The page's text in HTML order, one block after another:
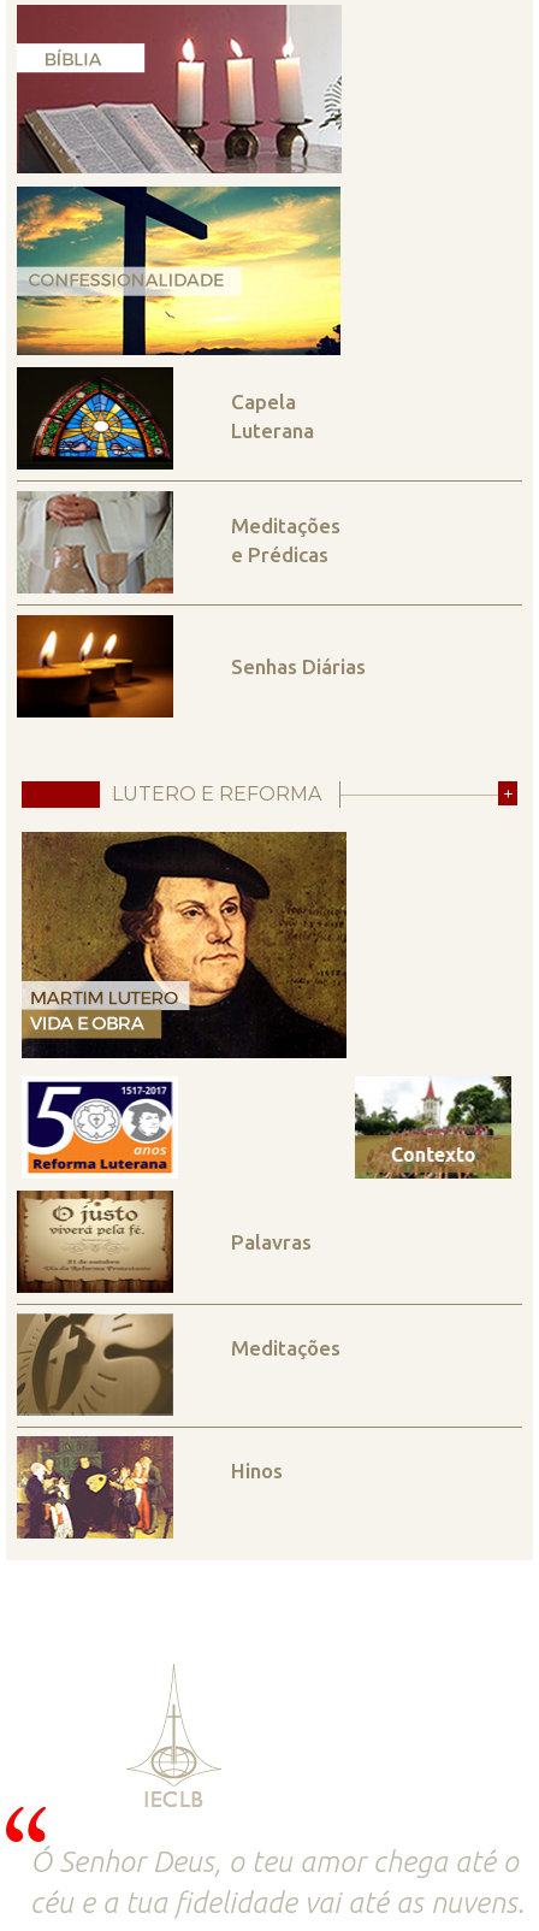
Capela
Luterana
Meditações
e Prédicas
Senhas Diárias
LUTERO E REFORMA +
Palavras
Meditações
Hinos
Ó Senhor Deus, o teu amor chega até o
céu e a tua fidelidade vai até as nuvens.